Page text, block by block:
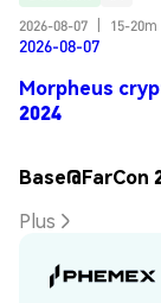
2026-08-07
15-20m
2026-08-07
Morpheus
2024
Base@FarCon
Plus